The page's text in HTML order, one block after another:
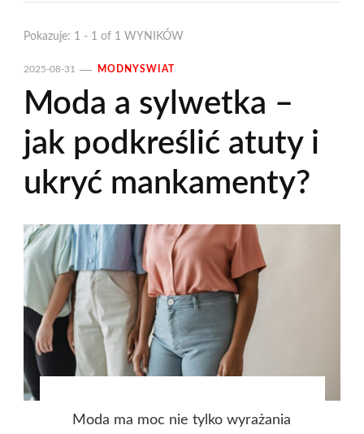
Pokazuje: 1 - 1 of 1 WYNIKÓW
2025-08-31 MODNYSWIAT
Moda a sylwetka –
jak podkreślić atuty i
ukryć mankamenty?
Moda ma moc nie tylko wyrażania